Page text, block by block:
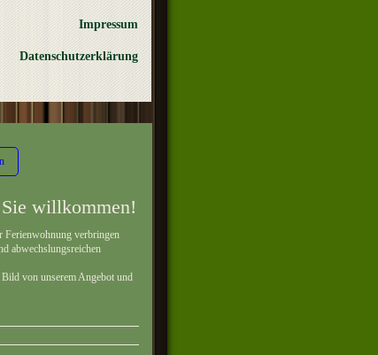
Impressum
Datenschutzerklärung
willkommen!
Ferienwohnung verbringen
abwechslungsreichen
von unserem Angebot und